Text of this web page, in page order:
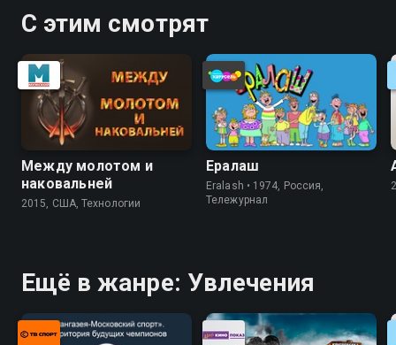
С этим смотрят
Между молотом и
наковальней
2015, США, Технологии
Ералаш
Eralash • 1974, Россия,
Тележурнал
Ещё в жанре: Увлечения